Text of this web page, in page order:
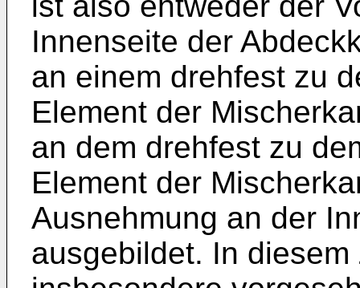
Innenseite der
an einem drehfest zu
Element der
an dem drehfest zu
Element der
Ausnehmung an der
ausgebildet. In